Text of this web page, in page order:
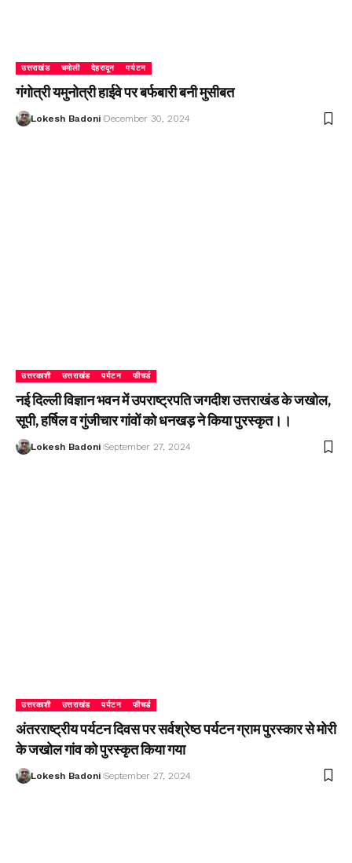
उत्तराखंड चमोली देहरादून पर्यटन
गंगोत्री यमुनोत्री हाईवे पर बर्फबारी बनी मुसीबत
Lokesh Badoni December 30, 2024
उत्तरकाशी उत्तराखंड पर्यटन फीचर्ड
नई दिल्ली विज्ञान भवन में उपराष्ट्रपति जगदीश उत्तराखंड के जखोल,
सूपी, हर्षिल व गुंजीचार गांवों को धनखड़ ने किया पुरस्कृत।।
Lokesh Badoni September 27, 2024
उत्तरकाशी उत्तराखंड पर्यटन फीचर्ड
अंतरराष्ट्रीय पर्यटन दिवस पर सर्वश्रेष्ठ पर्यटन ग्राम पुरस्कार से मोरी
के जखोल गांव को पुरस्कृत किया गया
Lokesh Badoni September 27, 2024